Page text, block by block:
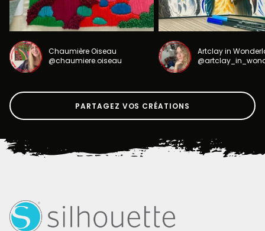
Chaumière Oiseau
@chaumiere.oiseau
Artclay in
PARTAGEZ VOS CRÉATIONS